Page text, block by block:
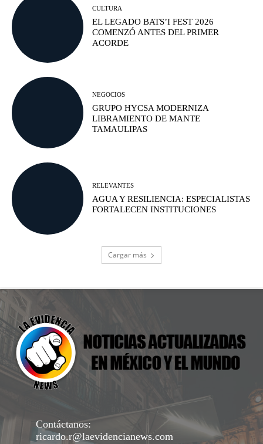
CULTURA
EL LEGADO BATS’I FEST 2026
COMENZÓ ANTES DEL PRIMER
ACORDE
NEGOCIOS
GRUPO HYCSA MODERNIZA
LIBRAMIENTO DE MANTE
TAMAULIPAS
RELEVANTES
AGUA Y RESILIENCIA: ESPECIALISTAS
FORTALECEN INSTITUCIONES
Cargar más
Contáctanos:
ricardo.r@laevidencianews.com